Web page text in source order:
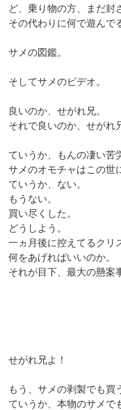
ど、乗り物の方、まだ封
その代わりに何で遊んで
サメの図鑑。
そしてサメのビデオ。
良いのか、せがれ兄。
それで良いのか、せがれ
ていうか、もんの凄い苦
サメのオモチャはこの世
ていうか、ない。
もうない。
買い尽くした。
どうしよう。
一ヵ月後に控えてるクリ
何をあげればいいのか。
それが目下、最大の懸案
せがれ兄よ！
もう、サメの剥製でも買
ていうか、本物のサメで